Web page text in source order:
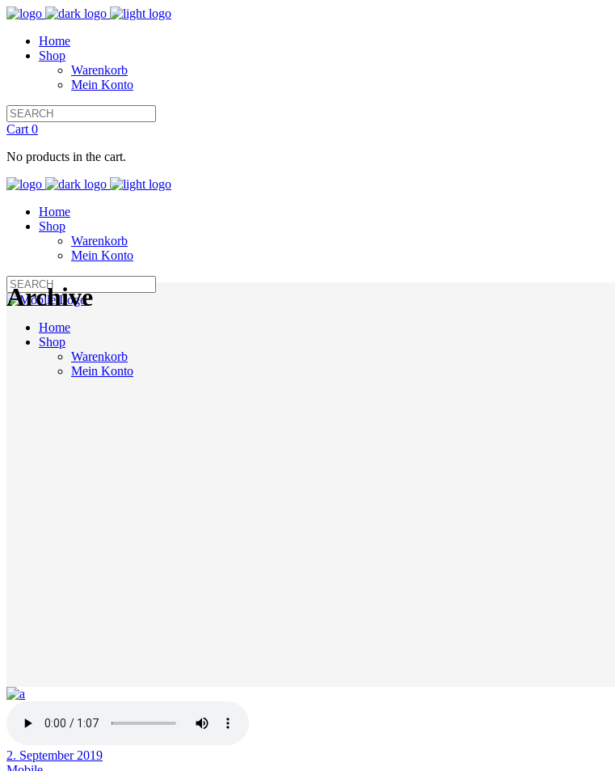
Home
Shop
Warenkorb
Mein Konto
Cart 0
No products in the cart.
Home
Shop
Warenkorb
Mein Konto
Home
Shop
Warenkorb
Mein Konto
Archive
2. September 2019